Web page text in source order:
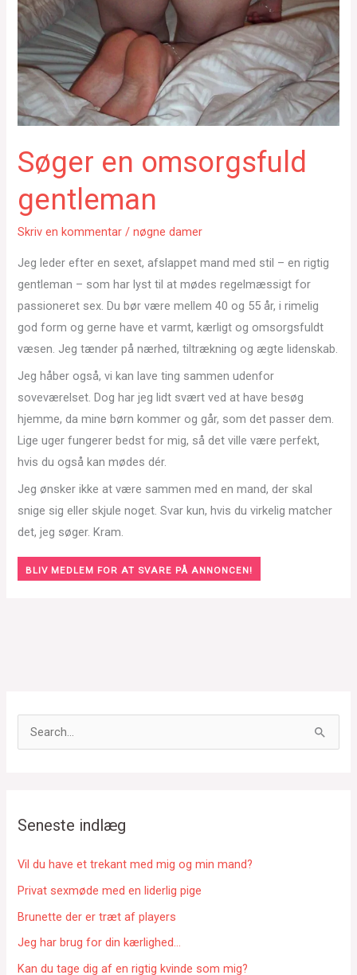
Søger en omsorgsfuld
gentleman
Skriv en kommentar /nøgne damer
Jeg leder efter en sexet, afslappet mand med stil – en rigtig
gentleman – som har lyst til at mødes regelmæssigt for
passioneret sex. Du bør være mellem 40 og 55 år, i rimelig
god form og gerne have et varmt, kærligt og omsorgsfuldt
væsen. Jeg tænder på nærhed, tiltrækning og ægte lidenskab.
Jeg håber også, vi kan lave ting sammen udenfor
soveværelset. Dog har jeg lidt svært ved at have besøg
hjemme, da mine børn kommer og går, som det passer dem.
Lige uger fungerer bedst for mig, så det ville være perfekt,
hvis du også kan mødes dér.
Jeg ønsker ikke at være sammen med en mand, der skal
snige sig eller skjule noget. Svar kun, hvis du virkelig matcher
det, jeg søger. Kram.
BLIV MEDLEM FOR AT SVARE PÅ ANNONCEN!
ø
f
e
r
:
Seneste indlæg
Vil du have et trekant med mig og min mand?
Privat sexmøde med en liderlig pige
Brunette der er træt af players
Jeg har brug for din kærlighed…
Kan du tage dig af en rigtig kvinde som mig?